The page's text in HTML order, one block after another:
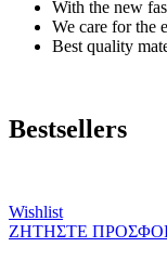
With the new
We care for the
Best quality
Bestsellers
Wishlist
ΖΗΤΗΣΤΕ